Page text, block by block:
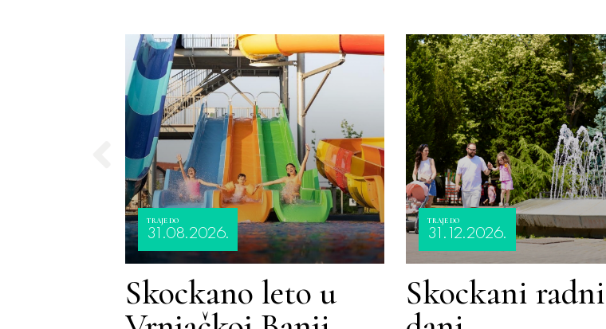
TRAJE DO
31.08.2026.
Skockano leto u
TRAJE DO
31.12.2026.
Skockani radni